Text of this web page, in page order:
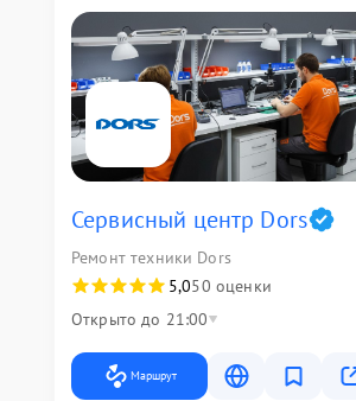
Сервисный центр Dors
Ремонт техники Dors
5,050 оценки
Открыто до 21:00
Маршрут